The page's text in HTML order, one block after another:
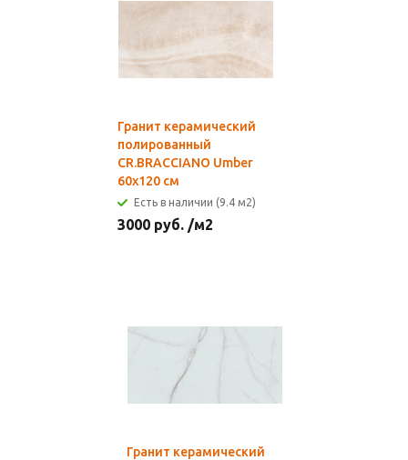
Гранит керамический
полированный
CR.BRACCIANO Umber
60x120 см
Есть в наличии (9.4 м2)
3000 руб. /м2
Гранит керамический